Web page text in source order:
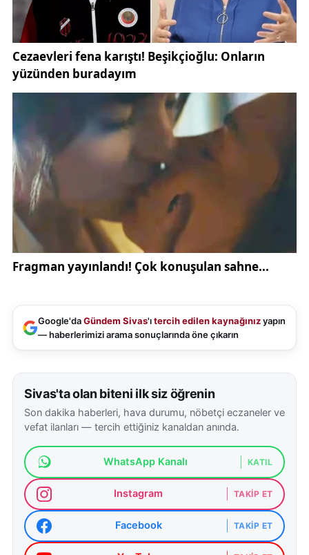
sanatçının sesiyle büyüyen, şarkılarıyla teselli bulan
insanlar duygularını dile getirdi.
Güllü’nün vefatı, arabesk müzikte kadın
Zeki Müren, Müslüm Gürses, İbrahim Tatlıses gibi
usta isimlerle aynı dönemde sahne alan Güllü,
sanatçıların arabesk müziğe kattığı güçlü
yorumun
en önemli örneklerinden biri olarak
anılıyor.
Sanatçının ardından hayranları,
“Güllü’nün sesi asla
unutulmayacak”yorumlarını yaptı.
Kaynak:SonDakika
Google'daGündem Sivas'ıtercih edilen kaynağınızyapın
— haberlerimizi arama sonuçlarında öne çıkarın
Sivas'ta olan biteni ilk siz öğrenin
Son dakika haberleri, hava durumu, nöbetçi eczaneler ve
vefat ilanları — tercih ettiğiniz kanaldan anında.
WhatsApp Kanalı KATIL
Instagram TAKIP ET
Facebook TAKIP ET